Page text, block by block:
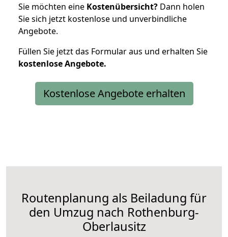
Sie möchten eine Kostenübersicht? Dann holen
Sie sich jetzt kostenlose und unverbindliche
Angebote.
Füllen Sie jetzt das Formular aus und erhalten Sie
kostenloseAngebote.
Kostenlose Angebote erhalten
Routenplanung als Beiladung für
den Umzug nach Rothenburg-
Oberlausitz